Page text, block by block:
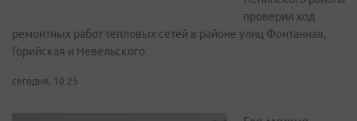
проверил ход
ремонтных работ тепловых сетей в районе улиц Фонтанная,
Горийская и Невельского
сегодня, 10:25